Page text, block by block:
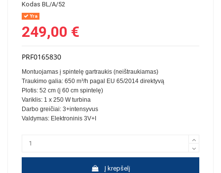
Kodas BL/A/52
Yra
249,00 €
PRF0165830
Montuojamas į spintelę gartraukis (neištraukiamas)
Traukimo galia: 650 m³/h pagal EU 65/2014 direktyvą
Plotis: 52 cm (į 60 cm spintelę)
Variklis: 1 x 250 W turbina
Darbo greičiai: 3+intensyvus
Valdymas: Elektroninis 3V+I
Į krepšelį